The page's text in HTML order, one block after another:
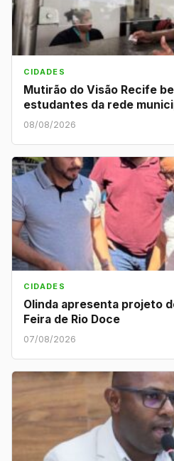
CIDADES
Mutirão do Visão Recife
estudantes da rede
08/08/2026
CIDADES
Olinda apresenta projeto
Feira de Rio Doce
07/08/2026